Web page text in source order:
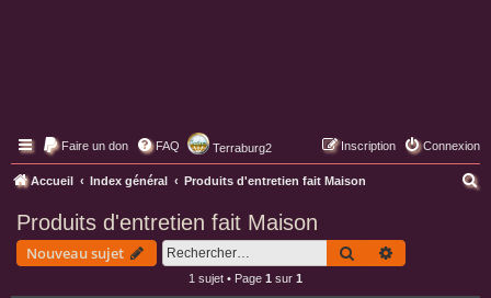
Pages web de Terraburg
Faire un don FAQ Terraburg2 Connexion
Inscription
Accueil Index général Produits d'entretien fait Maison
Produits d'entretien fait Maison
Nouveau sujet Rechercher
1 sujet • Page 1 sur 1